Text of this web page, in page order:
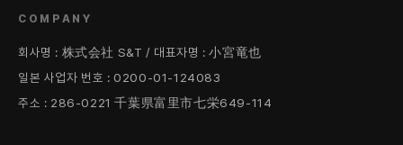
COMPANY
회사명 : 株式会社 S&T / 대표자명 : 小宮竜也
일본 사업자 번호 : 0200-01-124083
주소 : 286-0221 千葉県富里市七栄649-114